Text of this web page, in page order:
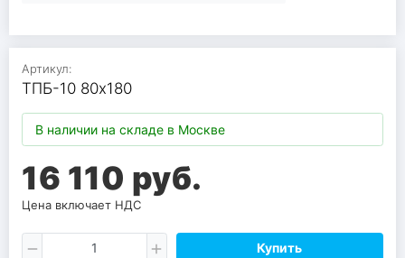
Артикул:
ТПБ-10 80х180
В наличии на складе в Москве
16 110 руб.
Цена включает НДС
Купить